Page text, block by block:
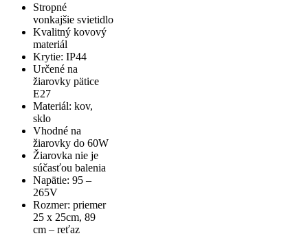
Stropné
vonkajšie svietidlo
Kvalitný kovový
materiál
Krytie: IP44
Určené na
žiarovky pätice
E27
Materiál: kov,
sklo
Vhodné na
žiarovky do 60W
Žiarovka nie je
súčasťou balenia
Napätie: 95 –
265V
Rozmer: priemer
25 x 25cm, 89
cm – reťaz